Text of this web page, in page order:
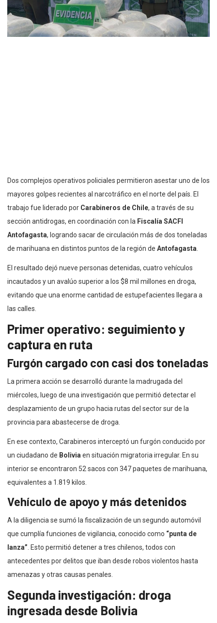
Dos complejos operativos policiales permitieron asestar uno de los
mayores golpes recientes al narcotráfico en el norte del país. El
trabajo fue liderado por Carabineros de Chile, a través de su
sección antidrogas, en coordinación con la Fiscalía SACFI
Antofagasta, logrando sacar de circulación más de dos toneladas
de marihuana en distintos puntos de la región de Antofagasta
El resultado dejó nueve personas detenidas, cuatro vehículos
incautados y un avalúo superior a los $8 mil millones en droga,
evitando que una enorme cantidad de estupefacientes llegara a
las calles.
Primer operativo: seguimiento y
captura en ruta
Furgón cargado con casi dos toneladas
La primera acción se desarrolló durante la madrugada del
miércoles, luego de una investigación que permitió detectar el
desplazamiento de un grupo hacia rutas del sector sur de la
provincia para abastecerse de droga.
En ese contexto, Carabineros interceptó un furgón conducido por
un ciudadano de Bolivia en situación migratoria irregular. En su
interior se encontraron 52 sacos con 347 paquetes de marihuana,
equivalentes a 1.819 kilos.
Vehículo de apoyo y más detenidos
A la diligencia se sumó la fiscalización de un segundo automóvil
que cumplía funciones de vigilancia, conocido como “punta de
lanza” . Esto permitió detener a tres chilenos, todos con
antecedentes por delitos que iban desde robos violentos hasta
amenazas y otras causas penales.
Segunda investigación: droga
ingresada desde Bolivia